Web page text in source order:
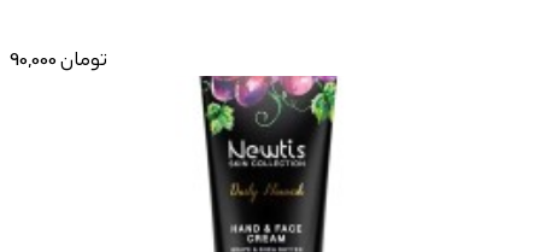
90,000 تومان